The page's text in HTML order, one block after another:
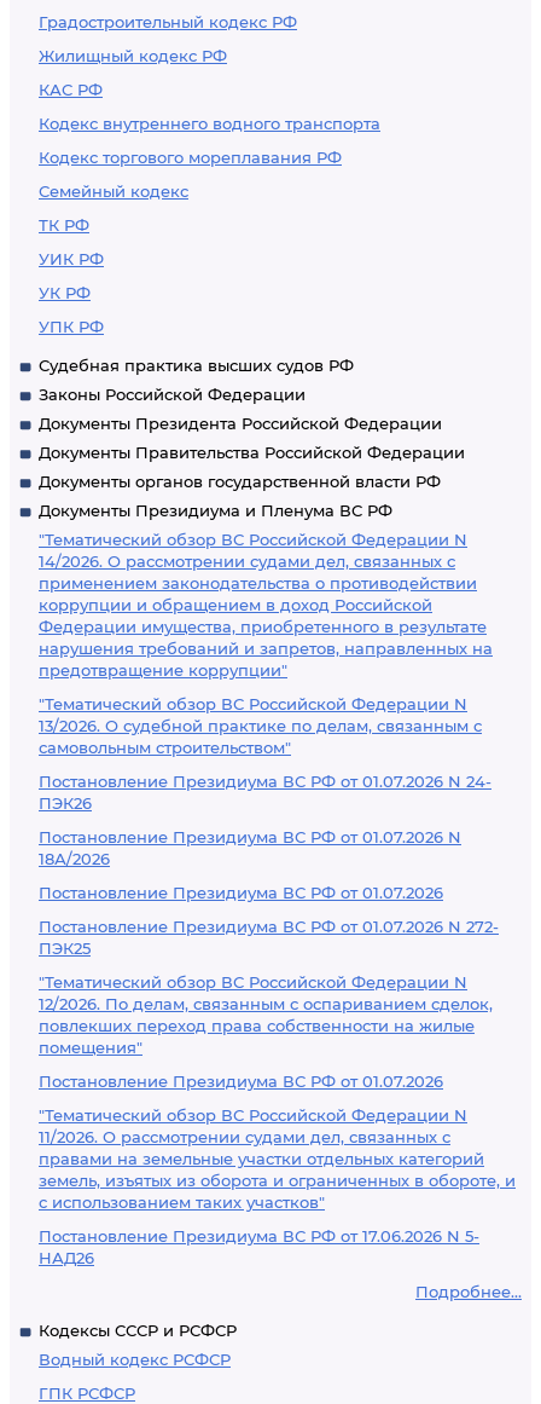
Градостроительный кодекс РФ
Жилищный кодекс РФ
КАС РФ
Кодекс внутреннего водного транспорта
Кодекс торгового мореплавания РФ
Семейный кодекс
ТК РФ
УИК РФ
УК РФ
УПК РФ
Судебная практика высших судов РФ
Законы Российской Федерации
Документы Президента Российской Федерации
Документы Правительства Российской Федерации
Документы органов государственной власти РФ
Документы Президиума и Пленума ВС РФ
"Тематический обзор ВС Российской Федерации N
14/2026. О рассмотрении судами дел, связанных с
применением законодательства о противодействии
коррупции и обращением в доход Российской
Федерации имущества, приобретенного в результате
нарушения требований и запретов, направленных на
предотвращение коррупции"
"Тематический обзор ВС Российской Федерации N
13/2026. О судебной практике по делам, связанным с
самовольным строительством"
Постановление Президиума ВС РФ от 01.07.2026 N 24-
ПЭК26
Постановление Президиума ВС РФ от 01.07.2026 N
18А/2026
Постановление Президиума ВС РФ от 01.07.2026
Постановление Президиума ВС РФ от 01.07.2026 N 272-
ПЭК25
"Тематический обзор ВС Российской Федерации N
12/2026. По делам, связанным с оспариванием сделок,
повлекших переход права собственности на жилые
помещения"
Постановление Президиума ВС РФ от 01.07.2026
"Тематический обзор ВС Российской Федерации N
11/2026. О рассмотрении судами дел, связанных с
правами на земельные участки отдельных категорий
земель, изъятых из оборота и ограниченных в обороте, и
с использованием таких участков"
Постановление Президиума ВС РФ от 17.06.2026 N 5-
НАД26
Подробнее...
Кодексы СССР и РСФСР
Водный кодекс РСФСР
ГПК РСФСР